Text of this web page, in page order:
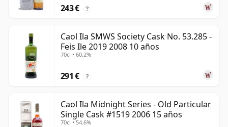
243 € ?
Caol Ila SMWS Society Cask No. 53.285 -
Feis Ile 2019 2008 10 años
70cl • 60.2%
291 € ?
Caol Ila Midnight Series - Old Particular
Single Cask #1519 2006 15 años
70cl • 54.6%